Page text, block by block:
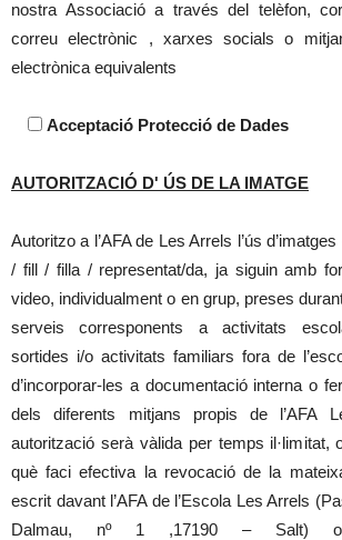
nostra Associació a través del telèfon,
correu electrònic , xarxes socials o
electrònica equivalents
Acceptació Protecció de Dades
AUTORITZACIÓ D' ÚS DE LA IMATGE
Autoritzo a l’AFA de Les Arrels l’ús
/ fill / filla / representat/da, ja siguin amb
video, individualment o en grup, preses
serveis corresponents a activitats
sortides i/o activitats familiars fora de
d’incorporar-les a documentació interna o
dels diferents mitjans propis de l’AFA
autorització serà vàlida per temps il·limitat,
què faci efectiva la revocació de la
escrit davant l’AFA de l’Escola Les Arrels
Dalmau, nº 1 ,17190 – Salt)